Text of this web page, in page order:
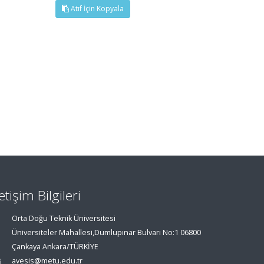
Atıf İçin Kopyala
Bilgileri
Orta Doğu Teknik Üniversitesi
Üniversiteler Mahallesi,Dumlupınar Bulvarı No:1 06800
Çankaya Ankara/TÜRKİYE
avesis@metu.edu.tr